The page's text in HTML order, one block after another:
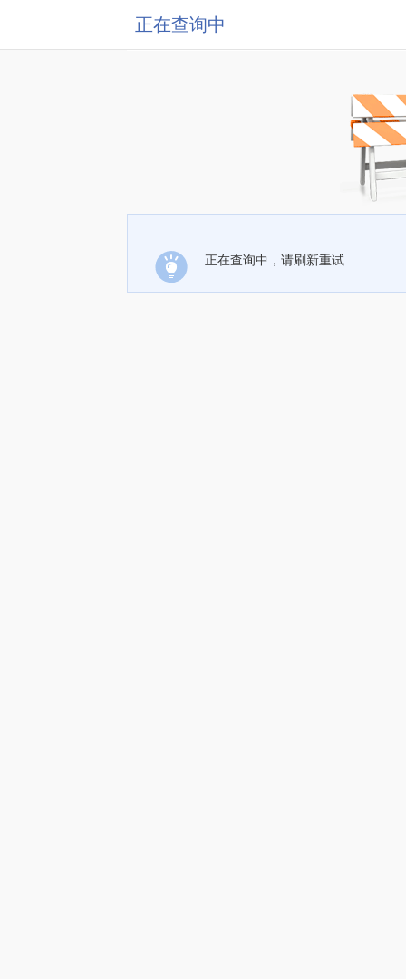
正在查询中
正在查询中，请刷新重试